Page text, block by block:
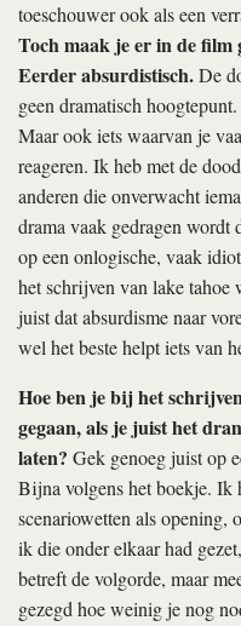
toeschouwer ook als een
Toch maak je er in de film
Eerder absurdistisch.De
geen dramatisch
Maar ook iets waarvan je
reageren. Ik heb met de
anderen die onverwacht
drama vaak gedragen wordt
op een onlogische, vaak
het schrijven vanlake tahoe
juist dat absurdisme naar
wel het beste helpt iets van
Hoe ben je bij het
gegaan, als je juist het
laten? Gek genoeg juist op
Bijna volgens het boekje. Ik
scenariowetten als opening,
ik die onder elkaar had
betreft de volgorde, maar
gezegd hoe weinig je nog